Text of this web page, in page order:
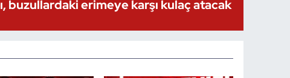
buzullardaki erimeye karşı kulaç atacak